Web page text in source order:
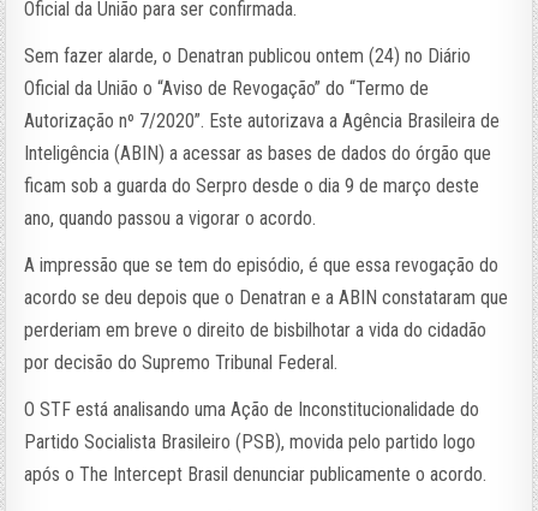
Oficial da União para ser confirmada.
Sem fazer alarde, o Denatran publicou ontem (24) no Diário
Oficial da União o “Aviso de Revogação” do “Termo de
Autorização nº 7/2020”. Este autorizava a Agência Brasileira de
Inteligência (ABIN) a acessar as bases de dados do órgão que
ficam sob a guarda do Serpro desde o dia 9 de março deste
ano, quando passou a vigorar o acordo.
A impressão que se tem do episódio, é que essa revogação do
acordo se deu depois que o Denatran e a ABIN constataram que
perderiam em breve o direito de bisbilhotar a vida do cidadão
por decisão do Supremo Tribunal Federal.
O STF está analisando uma Ação de Inconstitucionalidade do
Partido Socialista Brasileiro (PSB), movida pelo partido logo
após o The Intercept Brasil denunciar publicamente o acordo.